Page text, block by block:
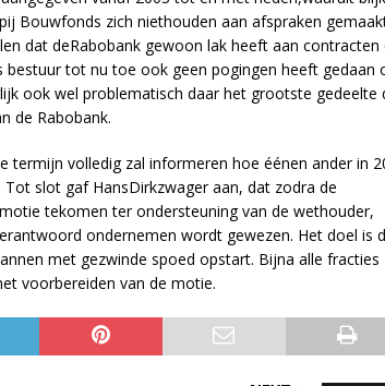
Bouwfonds zich niethouden aan afspraken
dat deRabobank gewoon lak heeft aan contracten
tot nu toe ook geen pogingen heeft gedaan
ook wel problematisch daar het grootste gedeelte
de Rabobank.
volledig zal informeren hoe éénen ander in
slot gaf HansDirkzwager aan, dat zodra de
tekomen ter ondersteuning van de wethouder,
ondernemen wordt gewezen. Het doel is
met gezwinde spoed opstart. Bijna alle fracties
voorbereiden van de motie.